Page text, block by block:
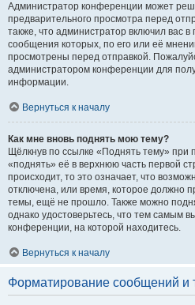
Администратор конференции может
предварительного просмотра перед
также, что администратор включил вас в
сообщения которых, по его или её
просмотрены перед отправкой.
администратором конференции для
информации.
Вернуться к началу
Как мне вновь поднять мою тему?
Щёлкнув по ссылке «Поднять тему»
«поднять» её в верхнюю часть первой
происходит, то это означает, что
отключена, или время, которое должно
темы, ещё не прошло. Также можно
однако удостоверьтесь, что тем самым
конференции, на которой находитесь.
Вернуться к началу
Форматирование сообщений и